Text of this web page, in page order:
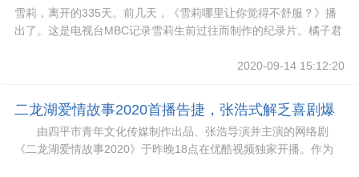
涡，恶意从未消失
雪莉，离开的335天。前几天，《雪莉哪里让你觉得不舒服？》播
出了。这是电视台MBC记录雪莉生前过往而制作的纪录片。橘子君
2020-09-14 15:12:20
二龙湖爱情故事2020首播告捷，张浩式解乏喜剧爆
笑不断
由四平市青年文化传媒制作出品、张浩导演并主演的网络剧
《二龙湖爱情故事2020》于昨晚18点在优酷视频独家开播。作为